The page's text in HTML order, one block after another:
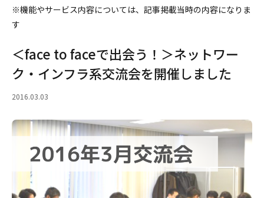
※機能やサービス内容については、記事掲載当時の内容になりま
す
＜face to faceで出会う！＞ネットワー
ク・インフラ系交流会を開催しました
2016.03.03